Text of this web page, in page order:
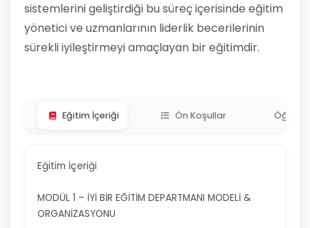
sistemlerini geliştirdiği bu süreç içerisinde eğitim
yönetici ve uzmanlarının liderlik becerilerinin
sürekli iyileştirmeyi amaçlayan bir eğitimdir.
Eğitim İçeriği Ön Koşullar
Eğitim İçeriği
MODÜL 1 – İYİ BİR EĞİTİM DEPARTMANI MODELİ &
ORGANİZASYONU